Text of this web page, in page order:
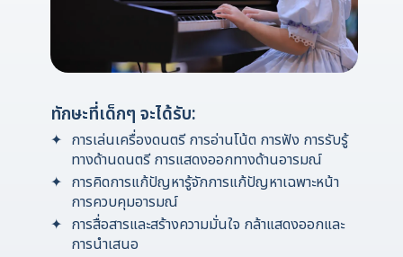
ทักษะที่เด็กๆ จะได้รับ:
การเล่นเครื่องดนตรี การอ่านโน้ต การฟัง การรับรู้
ทางด้านดนตรี การแสดงออกทางด้านอารมณ์
การคิดการแก้ปัญหารู้จักการแก้ปัญหาเฉพาะหน้า
การควบคุมอารมณ์
การสื่อสารและสร้างความมั่นใจ กล้าแสดงออกและ
การนำเสนอ